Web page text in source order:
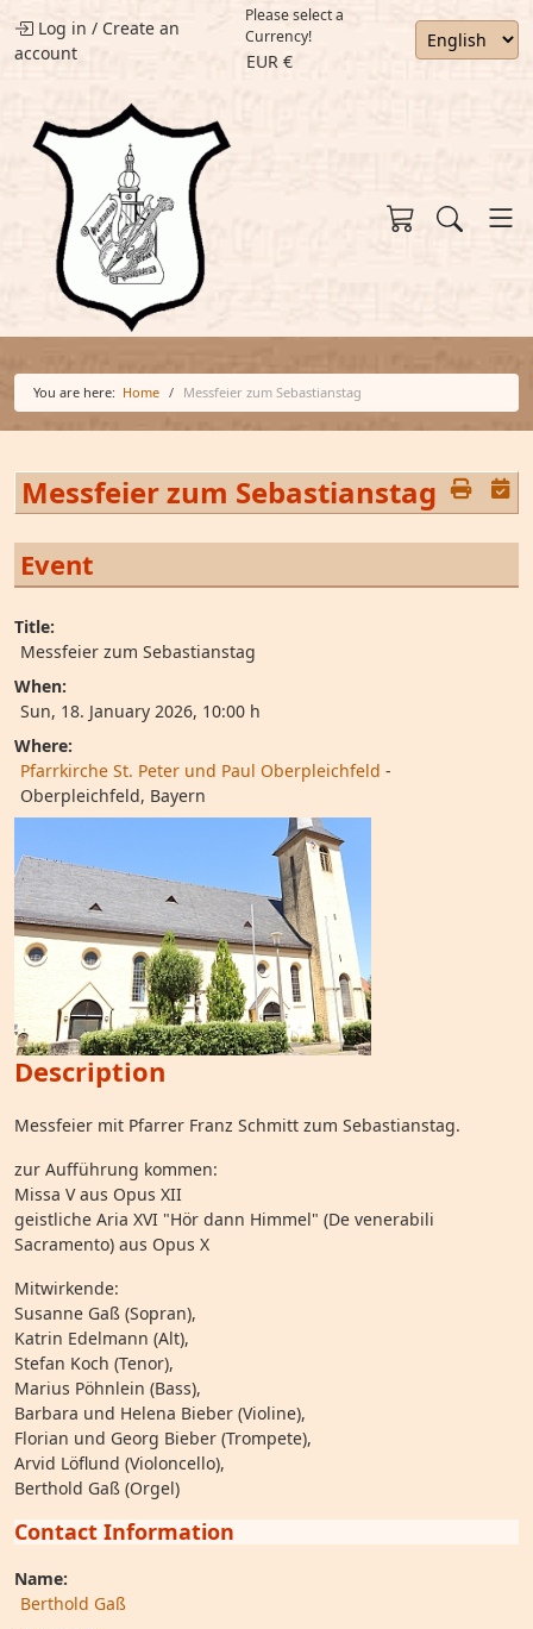
Log in / Create an
account
Please select a
Currency!
EUR €
You are here: Home Messfeier zum Sebastianstag
Messfeier zum Sebastianstag
Event
Title:
Messfeier zum Sebastianstag
When:
Sun, 18. January 2026, 10:00 h
Where:
Pfarrkirche St. Peter und Paul Oberpleichfeld -
Oberpleichfeld, Bayern
Description
Messfeier mit Pfarrer Franz Schmitt zum Sebastianstag.
zur Aufführung kommen:
Missa V aus Opus XII
geistliche Aria XVI "Hör dann Himmel" (De venerabili
Sacramento) aus Opus X
Mitwirkende:
Susanne Gaß (Sopran),
Katrin Edelmann (Alt),
Stefan Koch (Tenor),
Marius Pöhnlein (Bass),
Barbara und Helena Bieber (Violine),
Florian und Georg Bieber (Trompete),
Arvid Löflund (Violoncello),
Berthold Gaß (Orgel)
Contact Information
Name:
Berthold Gaß